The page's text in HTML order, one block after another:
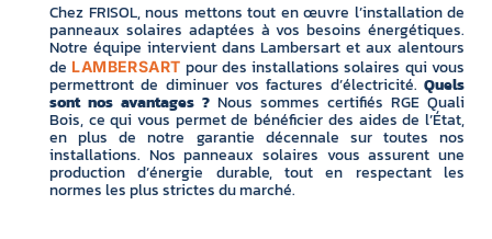
Chez FRISOL, nous mettons tout en œuvre l’installation de
panneaux solaires adaptées à vos besoins énergétiques.
Notre équipe intervient dans Lambersart et aux alentours
de LAMBERSART pour des installations solaires qui vous
permettront de diminuer vos factures d’électricité. Quels
sont nos avantages ? Nous sommes certifiés RGE Quali
Bois, ce qui vous permet de bénéficier des aides de l’État,
en plus de notre garantie décennale sur toutes nos
installations. Nos panneaux solaires vous assurent une
production d’énergie durable, tout en respectant les
normes les plus strictes du marché.